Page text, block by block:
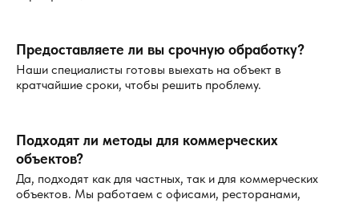
Предоставляете ли вы срочную обработку?
Наши специалисты готовы выехать на объект в
кратчайшие сроки, чтобы решить проблему.
Подходят ли методы для коммерческих
объектов?
Да, подходят как для частных, так и для коммерческих
объектов. Мы работаем с офисами, ресторанами,